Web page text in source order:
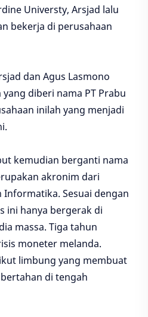
Universty, Arsjad lalu
bekerja di perusahaan
dan Agus Lasmono
diberi nama PT Prabu
inilah yang menjadi
kemudian berganti nama
akronim dari
Sesuai dengan
ini hanya bergerak di
massa. Tiga tahun
moneter melanda.
limbung yang membuat
di tengah